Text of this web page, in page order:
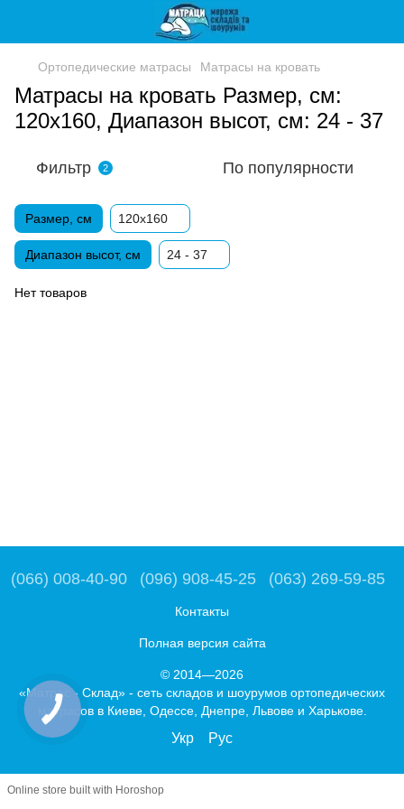
Ортопедические матрасы Матрасы на кровать
Матрасы на кровать Размер, см:
120x160, Диапазон высот, см: 24 - 37
Фильтр 2 По популярности
Размер, см 120x160
Диапазон высот, см 24 - 37
Нет товаров
(066) 008-40-90 (096) 908-45-25 (063) 269-59-85
Контакты
Полная версия сайта
© 2014—2026
«Матрас - Склад» - сеть складов и шоурумов ортопедических
матрасов в Киеве, Одессе, Днепре, Львове и Харькове.
Укр Рус
Online store built with Horoshop